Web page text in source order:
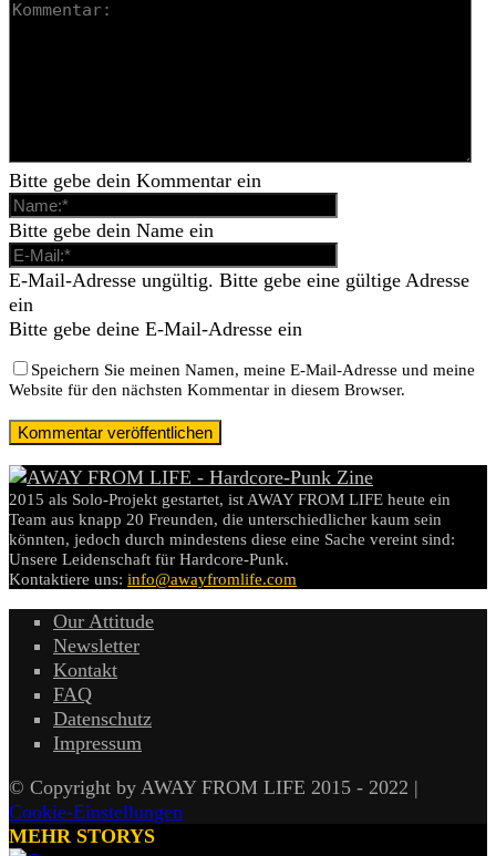
Bitte gebe dein Kommentar ein
Bitte gebe dein Name ein
E-Mail-Adresse ungültig. Bitte gebe eine gültige Adresse
ein
Bitte gebe deine E-Mail-Adresse ein
Speichern Sie meinen Namen, meine E-Mail-Adresse und meine
Website für den nächsten Kommentar in diesem Browser.
2015 als Solo-Projekt gestartet, ist AWAY FROM LIFE heute ein
Team aus knapp 20 Freunden, die unterschiedlicher kaum sein
könnten, jedoch durch mindestens diese eine Sache vereint sind:
Unsere Leidenschaft für Hardcore-Punk.
Kontaktiere uns: info@awayfromlife.com
Our Attitude
Newsletter
Kontakt
FAQ
Datenschutz
Impressum
© Copyright by AWAY FROM LIFE 2015 - 2022 |
Cookie-Einstellungen
MEHR STORYS